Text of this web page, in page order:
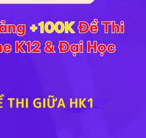
đến?,
giúp các em biết cách
mến, sự gần gũi của tác giả